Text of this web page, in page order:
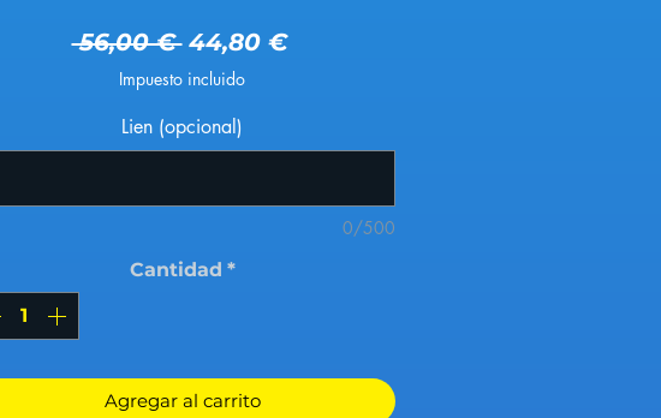
56,00 € Precio
44,80 €Precio de oferta
Impuesto incluido
Lien (opcional)
0/500
Cantidad *
Agregar al carrito